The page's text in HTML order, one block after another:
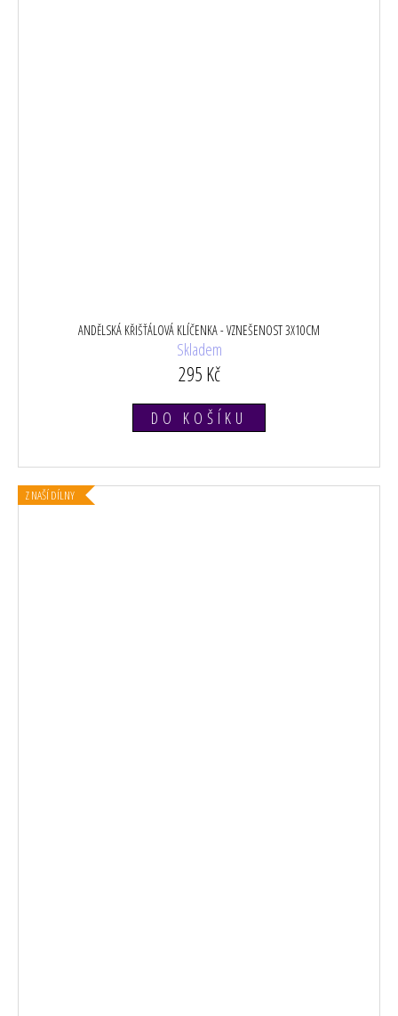
ANDĚLSKÁ KŘIŠŤÁLOVÁ KLÍČENKA - VZNEŠENOST 3X10CM
Skladem
295 Kč
DO KOŠÍKU
Z NAŠÍ DÍLNY